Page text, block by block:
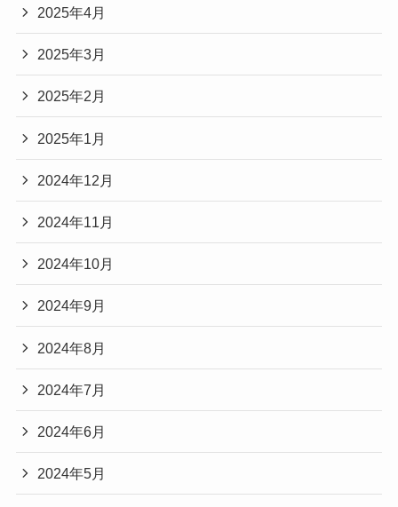
2025年4月
2025年3月
2025年2月
2025年1月
2024年12月
2024年11月
2024年10月
2024年9月
2024年8月
2024年7月
2024年6月
2024年5月